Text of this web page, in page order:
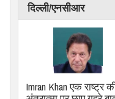
दिल्ली/एनसीआर
Imran Khan एक राष्ट्र